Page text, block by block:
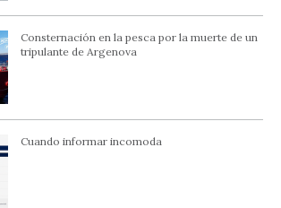
Consternación en la pesca por la muerte de un
tripulante de Argenova
Cuando informar incomoda